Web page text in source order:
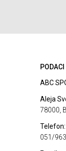
ABC
Aleja
78000,
Telefon:
051/